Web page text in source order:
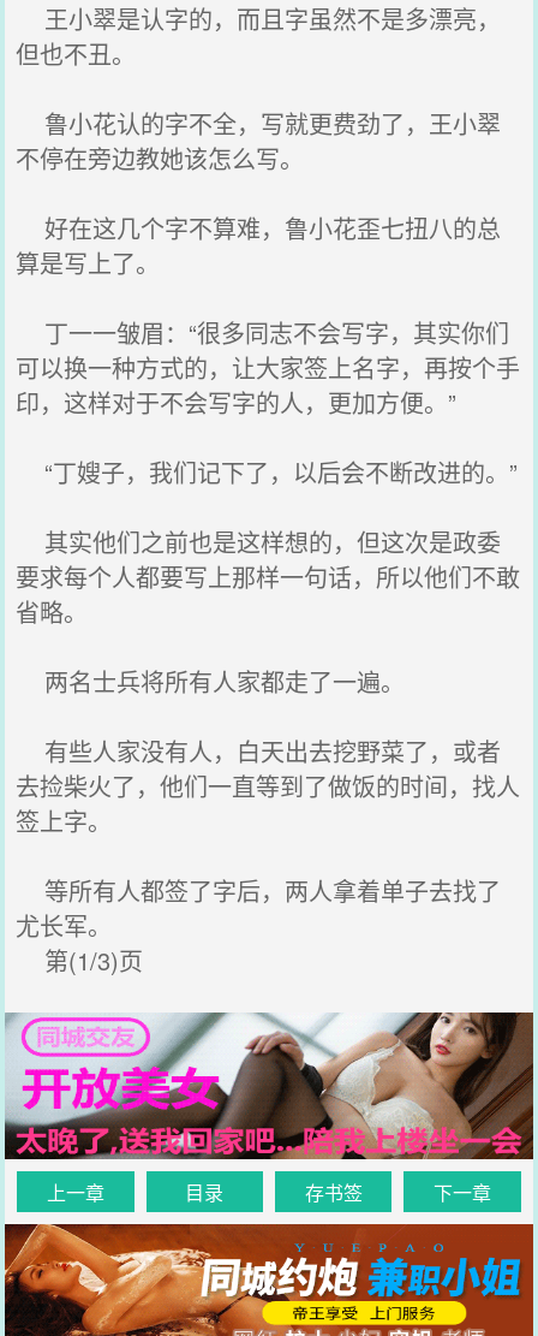
王小翠是认字的，而且字虽然不是多漂亮，
但也不丑。
鲁小花认的字不全，写就更费劲了，王小翠
不停在旁边教她该怎么写。
好在这几个字不算难，鲁小花歪七扭八的总
算是写上了。
丁一一皱眉：“很多同志不会写字，其实你们
可以换一种方式的，让大家签上名字，再按个手
印，这样对于不会写字的人，更加方便。”
“丁嫂子，我们记下了，以后会不断改进的。”
其实他们之前也是这样想的，但这次是政委
要求每个人都要写上那样一句话，所以他们不敢
省略。
两名士兵将所有人家都走了一遍。
有些人家没有人，白天出去挖野菜了，或者
去捡柴火了，他们一直等到了做饭的时间，找人
签上字。
等所有人都签了字后，两人拿着单子去找了
尤长军。
第(1/3)页
上一章 目录 存书签 下一章